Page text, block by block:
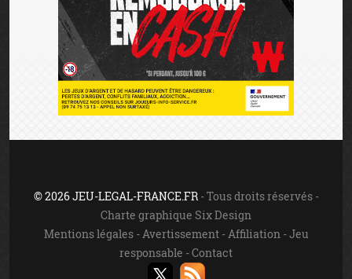
© 2026 JEU-LEGAL-FRANCE.FR- Tous droits réservés -
Charte graphique Six Design
Mentions légales- Avertissement- Affiliation -Jeu
responsable -Contact